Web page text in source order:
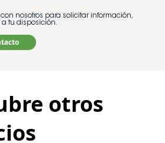
nosotros para solicitar información,
a tu disposición.
otros